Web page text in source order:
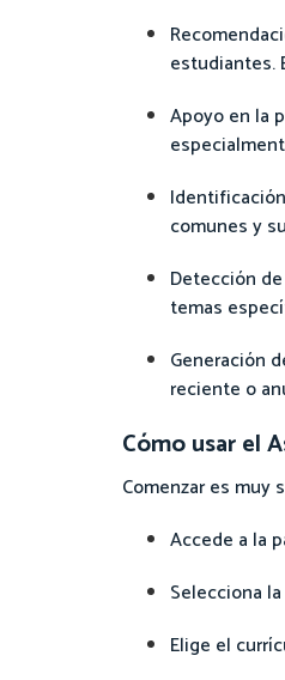
estudiantes.
Apoyo en la
comunes y
Detección
temas
Generación
reciente o
Cómo usar el
Comenzar es muy
Accede a la
Selecciona
Elige el